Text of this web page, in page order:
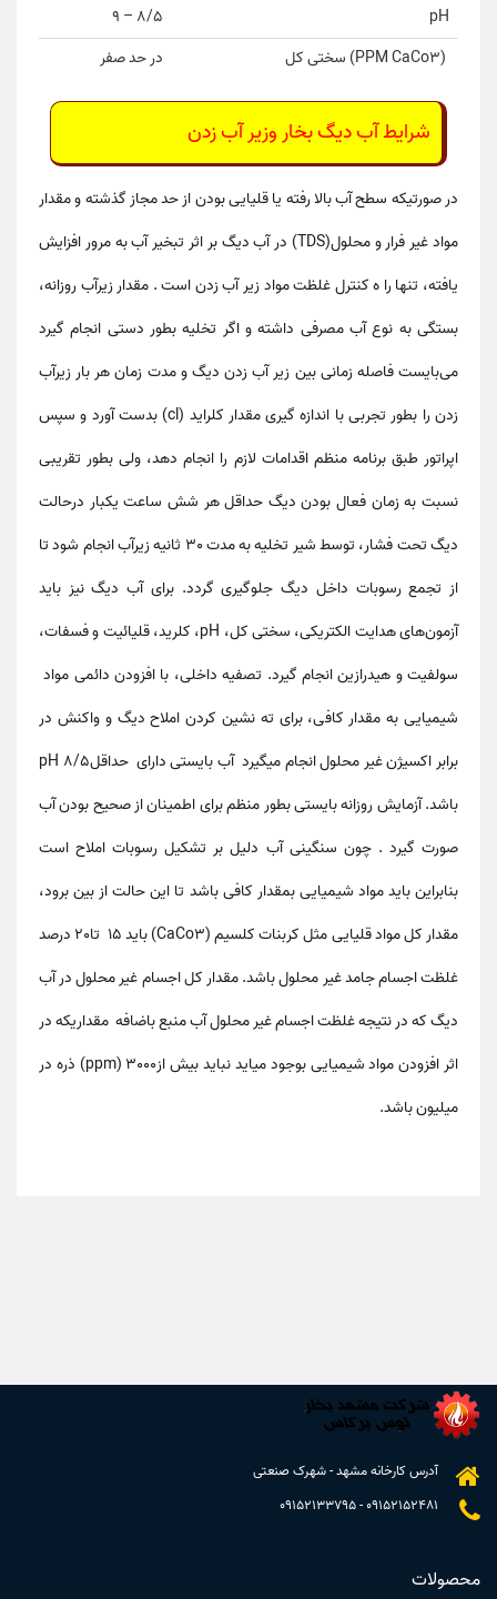
pH
8/5 –
9
(PPM CaCo3)
سختی کل در حد صفر
شرایط آب دیگ بخار وزیر آب زدن
در صورتیکه سطح آب بالا رفته یا قلیایی بودن از حد مجاز گذشته و مقدار
مواد غیر فرار و محلول(TDS) در آب دیگ بر اثر تبخیر آب به مرور افزایش
یافته، تنها را ه کنترل غلظت مواد زیر آب زدن است . مقدار زیرآب روزانه،
بستگی به نوع آب مصرفی داشته و اگر تخلیه بطور دستی انجام گیرد
می‌بایست فاصله زمانی بین زیر آب زدن دیگ و مدت زمان هر بار زیرآب
زدن را بطور تجربی با اندازه گیری مقدار کلراید (cl) بدست آورد و سپس
اپراتور طبق برنامه منظم اقدامات لازم را انجام دهد، ولی بطور تقریبی
نسبت به زمان فعال بودن دیگ حداقل هر شش ساعت یکبار درحالت
دیگ تحت فشار، توسط شیر تخلیه به مدت 30 ثانیه زیرآب انجام شود تا
از تجمع رسوبات داخل دیگ جلوگیری گردد. برای آب دیگ نیز باید
آزمون‌های هدایت الکتریکی، سختی کل، pH، کلرید، قلیائیت و فسفات،
سولفیت و هیدرازین انجام گیرد. تصفیه داخلی، با افزودن دائمی مواد
شیمیایی به مقدار کافی، برای ته نشین کردن املاح دیگ و واکنش در
برابر اکسیژن غیر محلول انجام میگیرد آب بایستی دارای حداقل8/5 pH
باشد. آزمایش روزانه بایستی بطور منظم برای اطمینان از صحیح بودن آب
صورت گیرد . چون سنگینی آب دلیل بر تشکیل رسوبات املاح است
بنابراین باید مواد شیمیایی بمقدار کافی باشد تا این حالت از بین برود،
مقدار کل مواد قلیایی مثل کربنات کلسیم (CaCo3) باید 15 تا20 درصد
غلظت اجسام جامد غیر محلول باشد. مقدار کل اجسام غیر محلول در آب
دیگ که در نتیجه غلظت اجسام غیر محلول آب منبع باضافه مقداریکه در
اثر افزودن مواد شیمیایی بوجود میاید نباید بیش ازppm) 3000) ذره در
میلیون باشد.
آدرس کارخانه مشهد - شهرک صنعتی
09152152481
-
09152133795
محصولات